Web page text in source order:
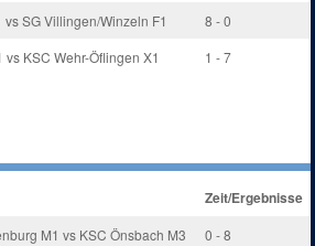
vs SG Villingen/Winzeln F1
8 - 0
vs KSC Wehr-Öflingen X1 1 - 7
Zeit/Ergebnisse
M1 vs KSC Önsbach M3
0 - 8